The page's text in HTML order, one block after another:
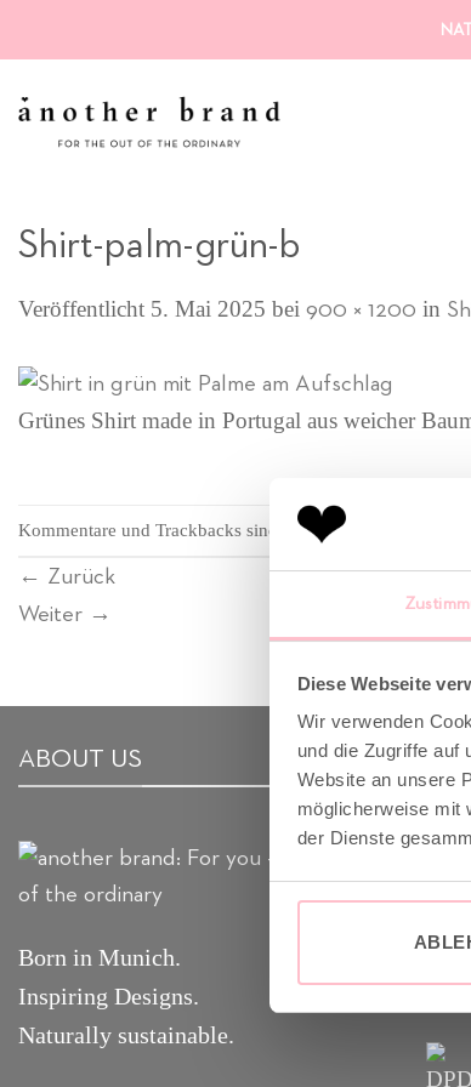
Diese Webseite
Wir verwenden
und die Zugriffe auf
Website an unsere
möglicherweise mit
der Dienste
Shirt-palm-grün-b
Veröffentlicht 5. Mai 2025 bei 900 × 1200 in
Grünes Shirt made in Portugal aus weicher
Kommentare und Trackbacks sind derzeit geschlossen.
← Zurück
Weiter →
ABOUT US
Born in Munich.
Inspiring Designs.
Naturally sustainable.
✓